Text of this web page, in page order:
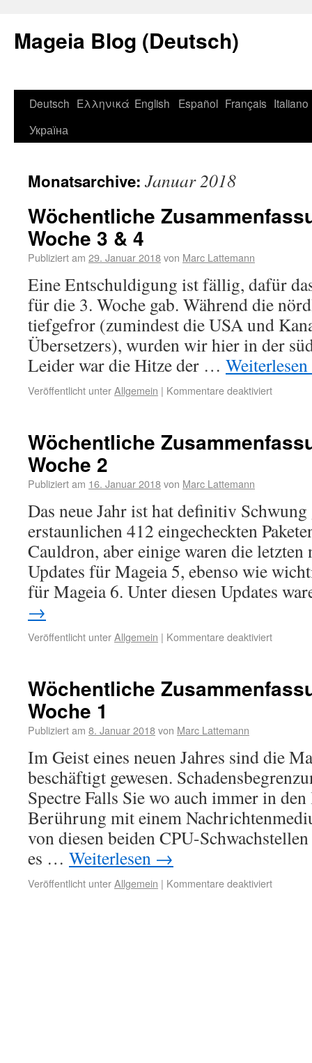
Mageia Blog (Deutsch)
Deutsch Ελληνικά English Español Français Italiano
Україна
Monatsarchive: Januar 2018
Wöchentliche
Woche 3 & 4
Publiziert am 29. Januar 2018von Marc Lattemann
Eine Entschuldigung ist fällig, dafür
für die 3. Woche gab. Während die
tiefgefror (zumindest die USA und
Übersetzers), wurden wir hier in der
Leider war die Hitze der … Weiterlesen
Veröffentlicht unterAllgemein | Kommentare deaktiviert
Wöchentliche
Woche 2
Publiziert am 16. Januar 2018von Marc Lattemann
Das neue Jahr ist hat definitiv
erstaunlichen 412 eingecheckten
Cauldron, aber einige waren die letzten
Updates für Mageia 5, ebenso wie
für Mageia 6. Unter diesen Updates
→
Veröffentlicht unterAllgemein | Kommentare deaktiviert
Wöchentliche
Woche 1
Publiziert am 8. Januar 2018von Marc Lattemann
Im Geist eines neuen Jahres sind die
beschäftigt gewesen.
Spectre Falls Sie wo auch immer in den
Berührung mit einem
von diesen beiden CPU-
es … Weiterlesen →
Veröffentlicht unterAllgemein | Kommentare deaktiviert